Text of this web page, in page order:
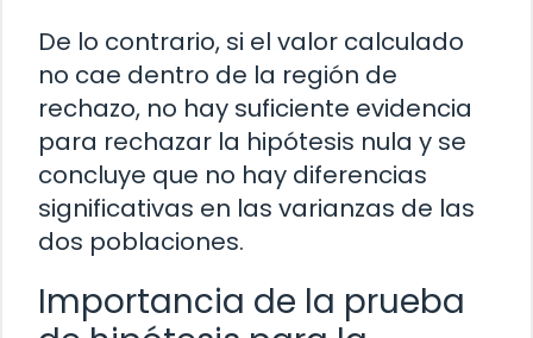
De lo contrario, si el valor calculado
no cae dentro de la región de
rechazo, no hay suficiente evidencia
para rechazar la hipótesis nula y se
concluye que no hay diferencias
significativas en las varianzas de las
dos poblaciones.
Importancia de la prueba